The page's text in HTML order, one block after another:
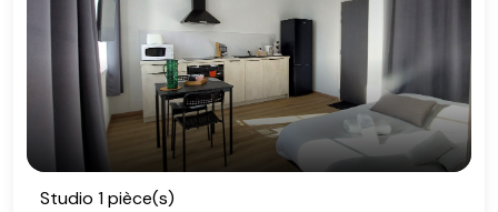
Studio 1 pièce(s)